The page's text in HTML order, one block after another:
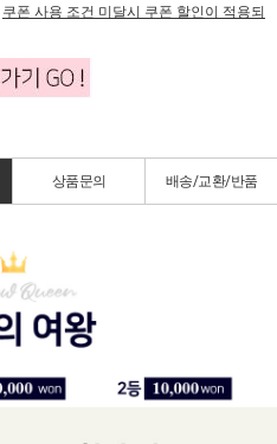
쿠폰 사용 조건 미달시 쿠폰 할인이 적용되
상품문의 배송/교환/반품